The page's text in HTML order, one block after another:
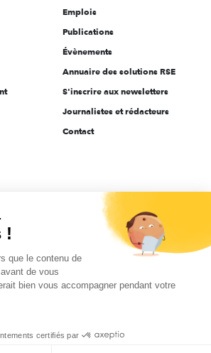
Emplois
Publications
Évènements
Annuaire des solutions RSE
S'inscrire aux newsletters
Journalistes et rédacteurs
Contact
Mentions légales 2025-2026 Tout droits réservés
!
que le contenu de
de vous
bien vous accompagner pendant votre
certifiés par